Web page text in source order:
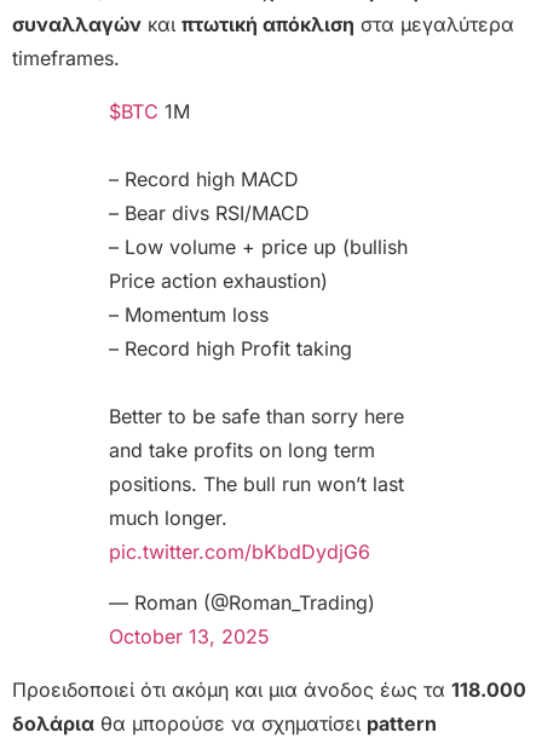
συναλλαγών και πτωτική απόκλιση στα μεγαλύτερα
timeframes.
$BTC 1M
– Record high MACD
– Bear divs RSI/MACD
– Low volume + price up (bullish
Price action exhaustion)
– Momentum loss
– Record high Profit taking
Better to be safe than sorry here
and take profits on long term
positions. The bull run won’t last
much longer.
pic.twitter.com/bKbdDydjG6
— Roman (@Roman_Trading)
October 13, 2025
Προειδοποιεί ότι ακόμη και μια άνοδος έως τα 118.000
δολάρια θα μπορούσε να σχηματίσει pattern